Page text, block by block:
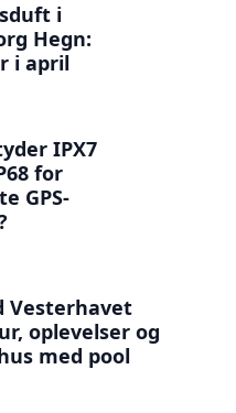
i
Hegn:
i april
IPX7
for
GPS-
Vesterhavet
oplevelser og
med pool